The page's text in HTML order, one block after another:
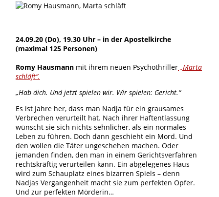
24.09.20 (Do), 19.30 Uhr – in der Apostelkirche
(maximal 125 Personen)
Romy Hausmann mit ihrem neuen Psychothriller „Marta
schläft“.
„Hab dich. Und jetzt spielen wir. Wir spielen: Gericht.“
Es ist Jahre her, dass man Nadja für ein grausames
Verbrechen verurteilt hat. Nach ihrer Haftentlassung
wünscht sie sich nichts sehnlicher, als ein normales
Leben zu führen. Doch dann geschieht ein Mord. Und
den wollen die Täter ungeschehen machen. Oder
jemanden finden, den man in einem Gerichtsverfahren
rechtskräftig verurteilen kann. Ein abgelegenes Haus
wird zum Schauplatz eines bizarren Spiels – denn
Nadjas Vergangenheit macht sie zum perfekten Opfer.
Und zur perfekten Mörderin…